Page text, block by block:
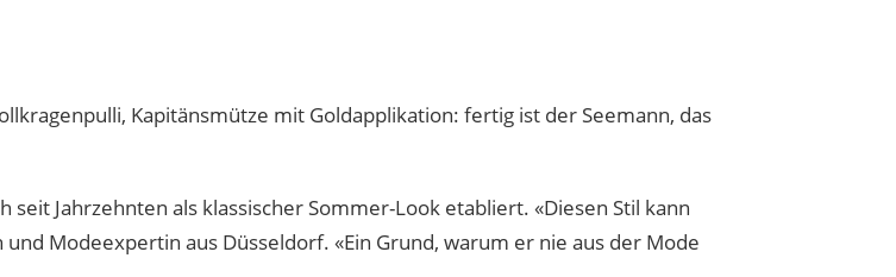
Kapitänsmütze mit Goldapplikation: fertig ist der Seemann, das
Jahrzehnten als klassischer Sommer-Look etabliert. «Diesen Stil kann
Modeexpertin aus Düsseldorf. «Ein Grund, warum er nie aus der Mode